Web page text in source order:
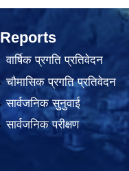
Reports
वार्षिक प्रगति प्रतिवेदन
चौमासिक प्रगति प्रतिवेदन
सार्वजनिक सुनुवाई
सार्वजनिक परीक्षण